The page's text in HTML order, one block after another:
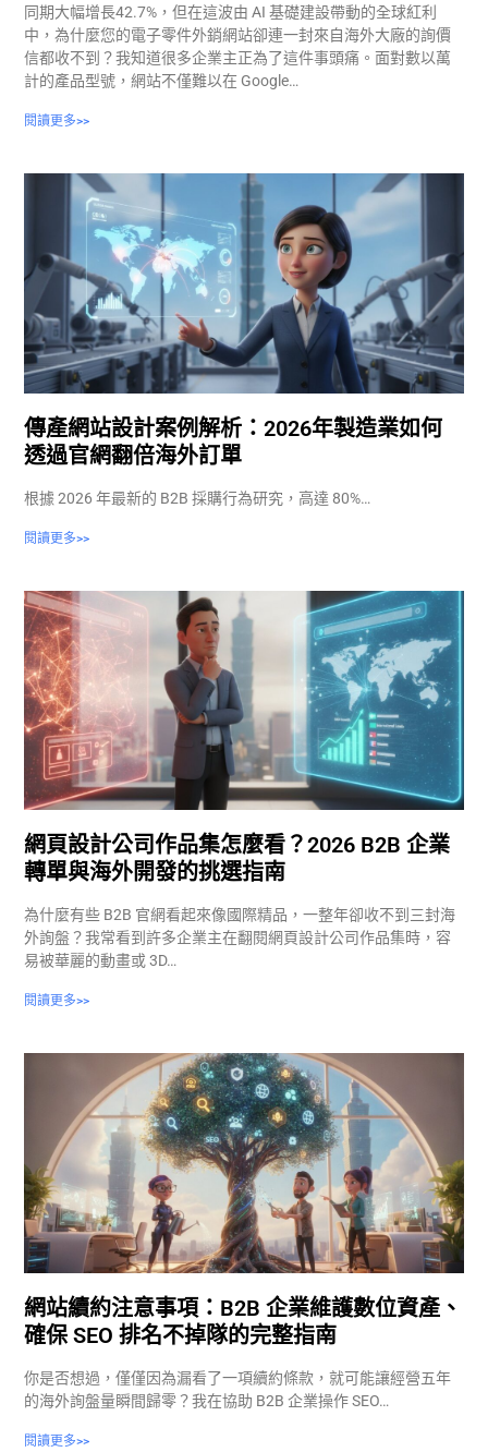
同期大幅增長42.7%，但在這波由 AI 基礎建設帶動的全球紅利
中，為什麼您的電子零件外銷網站卻連一封來自海外大廠的詢價
信都收不到？我知道很多企業主正為了這件事頭痛。面對數以萬
計的產品型號，網站不僅難以在 Google…
閱讀更多>>
傳產網站設計案例解析：2026年製造業如何
透過官網翻倍海外訂單
根據 2026 年最新的 B2B 採購行為研究，高達 80%…
閱讀更多>>
網頁設計公司作品集怎麼看？2026 B2B 企業
轉單與海外開發的挑選指南
為什麼有些 B2B 官網看起來像國際精品，一整年卻收不到三封海
外詢盤？我常看到許多企業主在翻閱網頁設計公司作品集時，容
易被華麗的動畫或 3D…
閱讀更多>>
網站續約注意事項：B2B 企業維護數位資產、
確保 SEO 排名不掉隊的完整指南
你是否想過，僅僅因為漏看了一項續約條款，就可能讓經營五年
的海外詢盤量瞬間歸零？我在協助 B2B 企業操作 SEO…
閱讀更多>>